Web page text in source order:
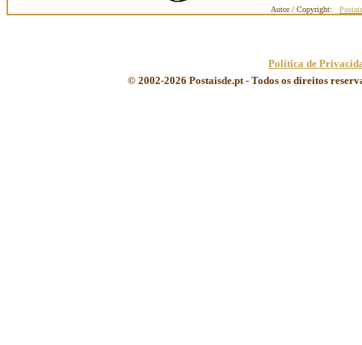
Autor / Copyright:
Política de
© 2002-2026 Postaisde.pt - Todos os direitos